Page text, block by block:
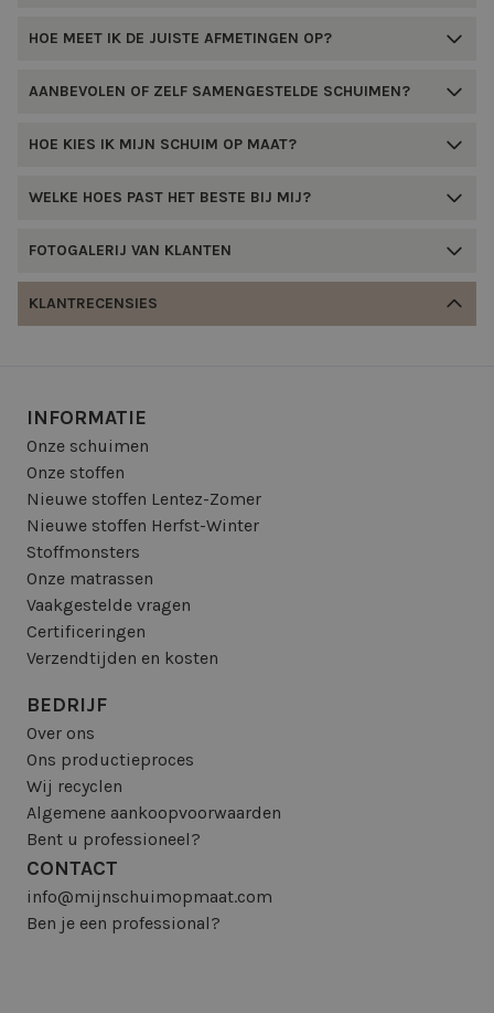
HOE MEET IK DE JUISTE AFMETINGEN OP?
AANBEVOLEN OF ZELF SAMENGESTELDE SCHUIMEN?
HOE KIES IK MIJN SCHUIM OP MAAT?
WELKE HOES PAST HET BESTE BIJ MIJ?
FOTOGALERIJ VAN KLANTEN
KLANTRECENSIES
INFORMATIE
Onze schuimen
Onze stoffen
Nieuwe stoffen Lentez-Zomer
Nieuwe stoffen Herfst-Winter
Stoffmonsters
Onze matrassen
Vaakgestelde vragen
Certificeringen
Verzendtijden en kosten
BEDRIJF
Over ons
Ons productieproces
Wij recyclen
Algemene aankoopvoorwaarden
Bent u professioneel?
CONTACT
info@mijnschuimopmaat.com
Ben je een professional?